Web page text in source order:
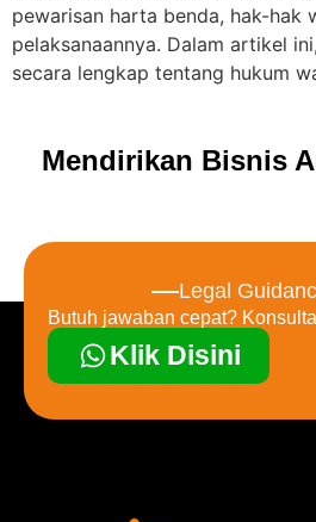
pewarisan harta benda, hak-hak
pelaksanaannya. Dalam artikel
secara lengkap tentang hukum
Mendirikan Bisnis
Legal
Butuh jawaban cepat?
Klik Disini